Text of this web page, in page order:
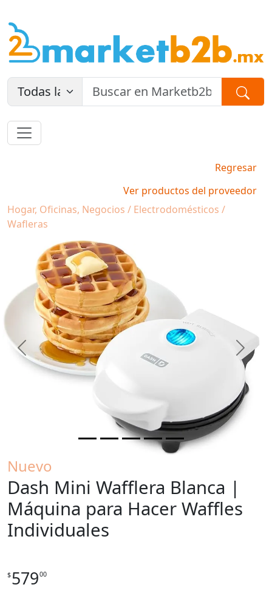
Regresar
Ver productos del proveedor
Hogar, Oficinas, Negocios / Electrodomésticos /
Wafleras
Previous Next
Nuevo
Dash Mini Wafflera Blanca |
Máquina para Hacer Waffles
Individuales
$57900